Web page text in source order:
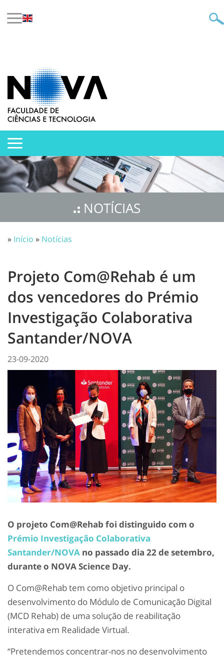
NOTÍCIAS
» Início » Notícias
Projeto Com@Rehab é um
dos vencedores do Prémio
Investigação Colaborativa
Santander/NOVA
23-09-2020
O projeto Com@Rehab foi distinguido com o
Prémio Investigação Colaborativa
Santander/NOVA no passado dia 22 de setembro,
durante o NOVA Science Day.
O Com@Rehab tem como objetivo principal o
desenvolvimento do Módulo de Comunicação Digital
(MCD Rehab) de uma solução de reabilitação
interativa em Realidade Virtual.
“Pretendemos concentrar-nos no desenvolvimento